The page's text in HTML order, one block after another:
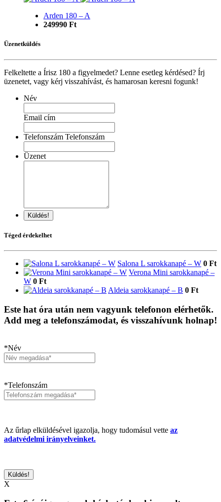
Arden 180 – A
249990 Ft
Üzenetküldés
Felkeltette a Írisz 180 a figyelmedet? Lenne esetleg kérdésed? Írj
üzenetet, vagy kérj visszahívást, és hamarosan keresni fogunk!
Név
Email cím
Telefonszám Telefonszám
Üzenet
Küldés!
Téged érdekelhet
Salona L sarokkanapé – W 0 Ft
Verona Mini sarokkanapé –
W 0 Ft
Aldeia sarokkanapé – B 0 Ft
Este hat óra után nem vagyunk telefonon elérhetők.
Add meg a telefonszámodat, és visszahívunk holnap!
*Név
*Telefonszám
Az űrlap elküldésével igazolja, hogy tudomásul vette az
adatvédelmi irányelveinket.
X